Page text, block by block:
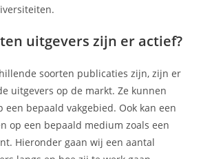
uitgevers zijn er actief?
soorten publicaties zijn, zijn er
uitgevers op de markt. Ze kunnen
een bepaald vakgebied. Ook kan een
op een bepaald medium zoals een
Hieronder gaan wij een aantal